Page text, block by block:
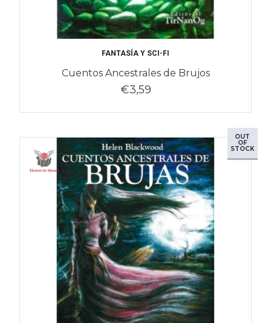
FANTASÍA Y SCI-FI
Cuentos Ancestrales de Brujos
€3,59
OUT
OF
STOCK